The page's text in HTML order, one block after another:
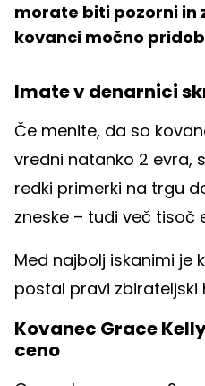
morate biti pozorni in
kovanci močno
Imate v denarnici
Če menite, da so
vredni natanko 2 evra,
redki primerki na trgu
zneske – tudi več tisoč
Med najbolj iskanimi je
postal pravi zbirateljski
Kovanec Grace
ceno